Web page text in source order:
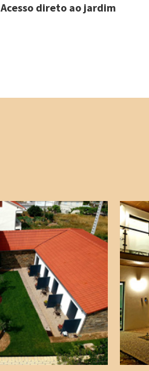
Acesso direto ao jardim